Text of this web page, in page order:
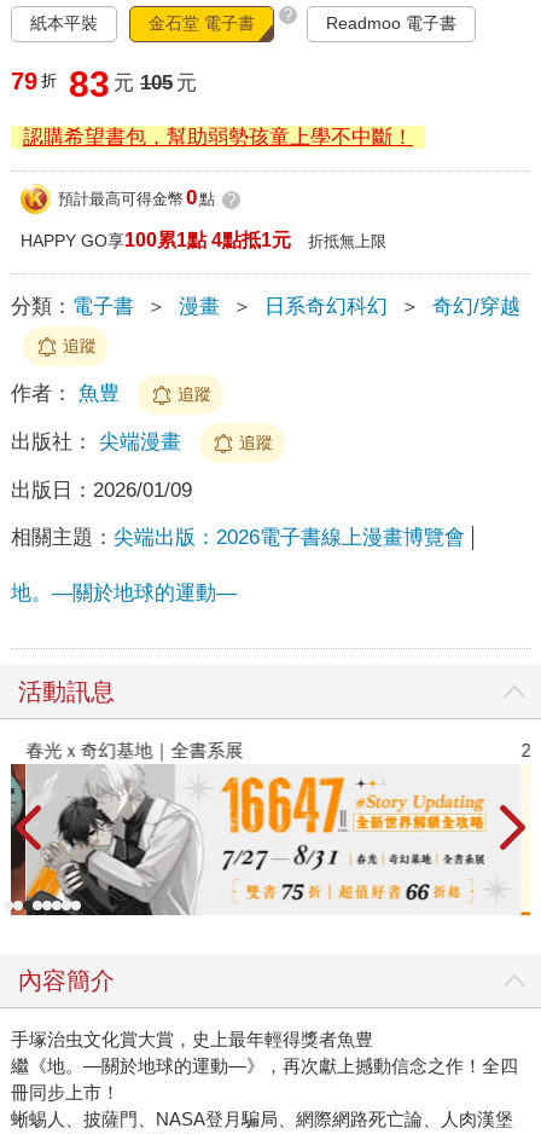
紙本平裝 金石堂 電子書 ? Readmoo 電子書
79 折 83 元 105 元
認購希望書包，幫助弱勢孩童上學不中斷！
預計最高可得金幣 0點 ?
HAPPY GO享100累1點 4點抵1元 折抵無上限
分類： 電子書 ＞ 漫畫 ＞ 日系奇幻科幻 ＞ 奇幻/穿越
追蹤
作者： 魚豊 追蹤
出版社： 尖端漫畫 追蹤
出版日： 2026/01/09
相關主題： 尖端出版：2026電子書線上漫畫博覽會
地。—關於地球的運動—
活動訊息
春光ｘ奇幻基地｜全書系展
內容簡介
手塚治虫文化賞大賞，史上最年輕得獎者魚豊
繼《地。—關於地球的運動—》，再次獻上撼動信念之作！全四
冊同步上市！
蜥蜴人、披薩門、NASA登月騙局、網際網路死亡論、人肉漢堡